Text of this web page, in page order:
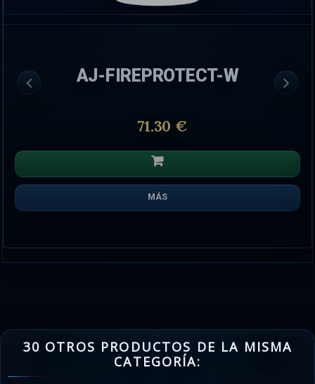
AJ-FIREPROTECT-W
71.30 €
MÁS
30 OTROS PRODUCTOS DE LA MISMA
CATEGORÍA: